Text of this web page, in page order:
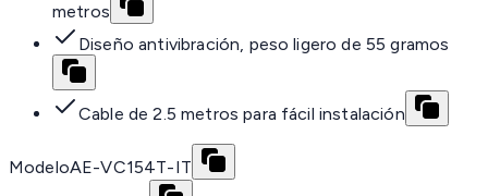
metros
Diseño antivibración, peso ligero de 55 gramos
Cable de 2.5 metros para fácil instalación
ModeloAE-VC154T-IT